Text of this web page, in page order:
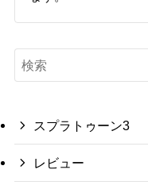
スプラトゥーン3
レビュー